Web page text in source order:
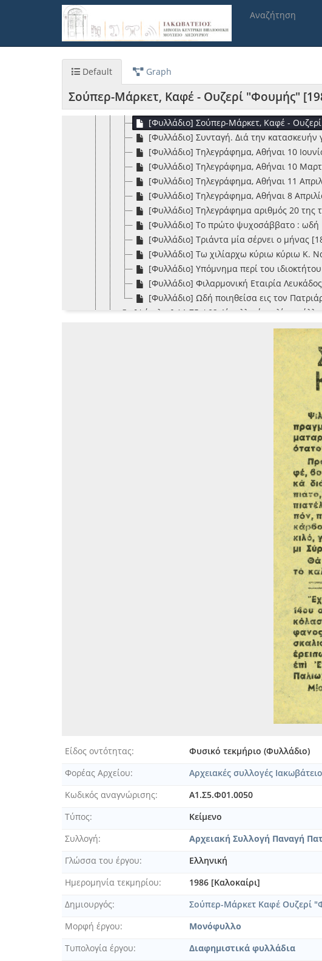
Αναζήτηση
Default Graph
Σούπερ-Μάρκετ, Καφέ - Ουζερί "Φουμής"
[Φυλλάδιο] Ποίημα απαγγελθέν εν
[Φυλλάδιο] Πράξις της Γερουσίας,
[Φυλλάδιο] Πρόσρησις εν τοις
[Φυλλάδιο] Προς την Α.Μ Γεώργιον Α'
[Φυλλάδιο] Προς τους ενορίτας του ναού
[Φυλλάδιο] Σενιο...πουφφικός ύμνος με
[Φυλλάδιο] Σετ ουν μπον κανόν!!!!!
[Φυλλάδιο] Σούπερ-Μάρκετ, Καφέ -
[Φυλλάδιο] Συνταγή. Διά την κατασκευήν
[Φυλλάδιο] Τηλεγράφημα, Αθήναι 10
[Φυλλάδιο] Τηλεγράφημα, Αθήναι 10
[Φυλλάδιο] Τηλεγράφημα, Αθήναι 11
[Φυλλάδιο] Τηλεγράφημα, Αθήναι 8
[Φυλλάδιο] Τηλεγράφημα αριθμός 20 της
[Φυλλάδιο] Το πρώτο ψυχοσάββατο : ωδή
[Φυλλάδιο] Τριάντα μία σέρνει ο μήνας
[Φυλλάδιο] Τω χιλίαρχω κύριω κύριω Κ.
[Φυλλάδιο] Υπόμνημα περί του
[Φυλλάδιο] Φιλαρμονική Εταιρία
[Φυλλάδιο] Ωδή ποιηθείσα εις τον
[Φάκελος] Α1.Σ5.Φ02-Δίφυλλα ή με λίγα φύλλα
[Φάκελος] Α1.Σ5.Φ03-Διάφορα τεκμήρια
[Φάκελος] Α1.Σ5.Φ04-Μαρίνος Αντύπας
[Σειρά] Α1.Σ7-Τεκμήρια μεγάλων διαστάσεων
Είδος οντότητας
Φυσικό τεκμήριο (Φυλλάδιο)
Φορέας Αρχείου
Αρχειακές συλλογές
Κωδικός αναγνώρισης
Α1.Σ5.Φ01.0050
Τύπος
Κείμενο
Συλλογή
Αρχειακή Συλλογή Παναγή
Γλώσσα του έργου
Ελληνική
Ημερομηνία τεκμηρίου
1986 [Καλοκαίρι]
Δημιουργός
Σούπερ-Μάρκετ Καφέ Ουζερί
Μορφή έργου
Μονόφυλλο
Τυπολογία έργου
Διαφημιστικά φυλλάδια